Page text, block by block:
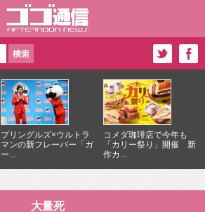
プリングルズ×ウルトラ
マンの新フレーバー「ガ
ー...
コメダ珈琲店で今年も
「カリー祭り」開催 新
作カ...
大量死